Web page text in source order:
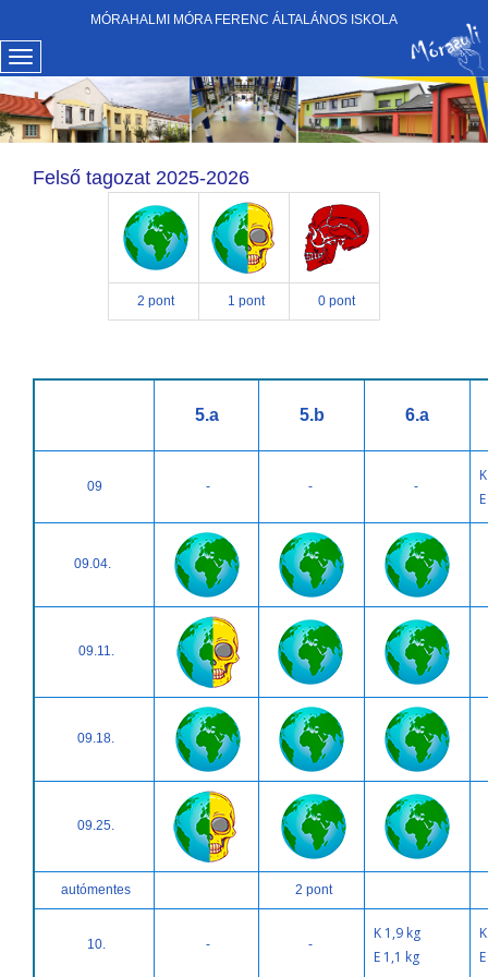
MÓRAHALMI MÓRA FERENC ÁLTALÁNOS ISKOLA
Felső tagozat 2025-2026
2 pont 1 pont 0 pont
5.a 5.b 6.a
09 - - -
09.04.
09.11.
09.18.
09.25.
autómentes 2 pont
10. - -
K 1,9 kg
E 1,1 kg